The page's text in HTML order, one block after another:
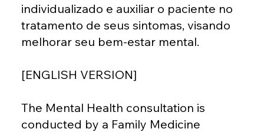
individualizado e auxiliar o paciente no
tratamento de seus sintomas, visando
melhorar seu bem-estar mental.
[ENGLISH VERSION]
The Mental Health consultation is
conducted by a Family Medicine